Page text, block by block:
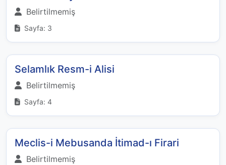
Belirtilmemiş
Sayfa: 3
Selamlık Resm-i Alisi
Belirtilmemiş
Sayfa: 4
Meclis-i Mebusanda İtimad-ı Firari
Belirtilmemiş